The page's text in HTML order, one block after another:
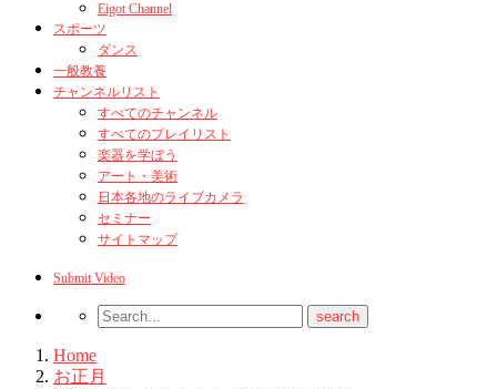
Eigot Channel
スポーツ
ダンス
一般教養
チャンネルリスト
すべてのチャンネル
すべてのプレイリスト
楽器を学ぼう
アート・美術
日本各地のライブカメラ
セミナー
サイトマップ
Submit Video
Home
お正月